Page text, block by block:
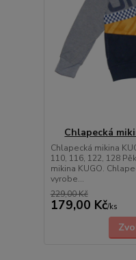
Chlapecká
Chlapecká mikina
110, 116, 122, 128
mikina KUGO.
vyrobe...
229,00 Kč
179,00 Kč/ks